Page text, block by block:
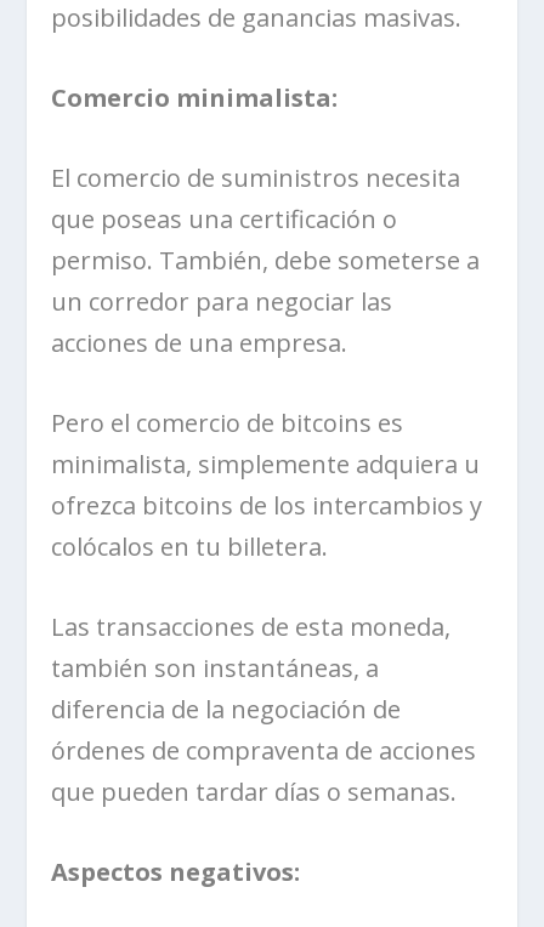
posibilidades de ganancias masivas.
Comercio minimalista:
El comercio de suministros necesita
que poseas una certificación o
permiso. También, debe someterse a
un corredor para negociar las
acciones de una empresa.
Pero el comercio de bitcoins es
minimalista, simplemente adquiera u
ofrezca bitcoins de los intercambios y
colócalos en tu billetera.
Las transacciones de esta moneda,
también son instantáneas, a
diferencia de la negociación de
órdenes de compraventa de acciones
que pueden tardar días o semanas.
Aspectos negativos: